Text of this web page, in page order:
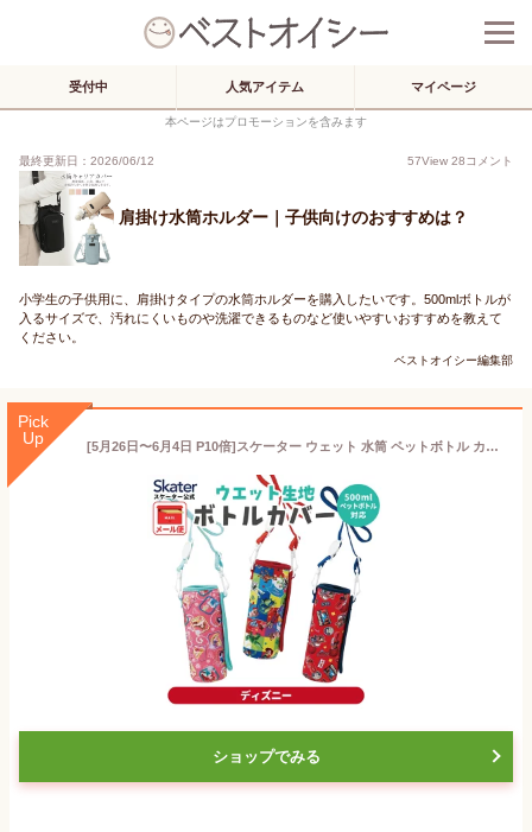
受付中 人気アイテム マイページ
本ページはプロモーションを含みます
最終更新日：2026/06/12 57View 28コメント
肩掛け水筒ホルダー｜子供向けのおすすめは？
小学生の子供用に、肩掛けタイプの水筒ホルダーを購入したいです。500mlボトルが
入るサイズで、汚れにくいものや洗濯できるものなど使いやすいおすすめを教えて
ください。
ベストオイシー編集部
Pick
Up
[5月26日〜6月4日 P10倍]スケーター ウェット 水筒 ペットボトル カバー 保冷 水筒カバー ショルダー 子供 キャラクター ディズニー WSSC3【ボトル ケース ボトルホルダー ボトルカバー 500ml 対応 肩掛け キッズ 子ども】
ショップでみる